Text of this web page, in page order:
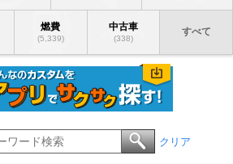
燃費
(5,339)
中古車
(338)
すべて
クリア